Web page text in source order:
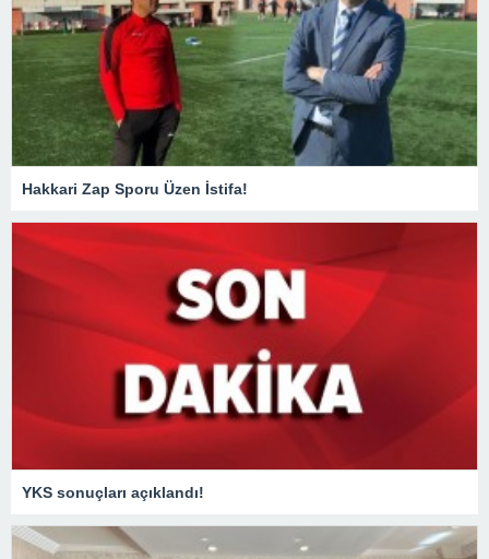
Hakkari Zap Sporu Üzen İstifa!
YKS sonuçları açıklandı!